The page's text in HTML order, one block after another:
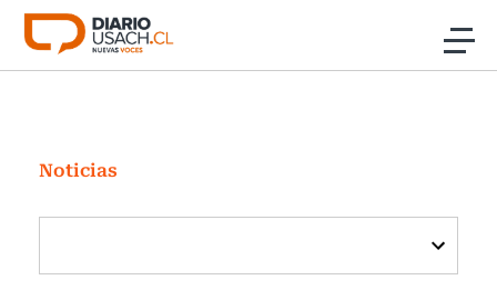
Click acá para ir directamente al contenido
Investigación
Cultura
Programas Radio y TV Usach
Noticias